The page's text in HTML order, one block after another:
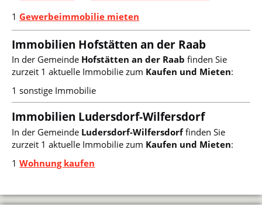
1Gewerbeimmobilie mieten
Immobilien Hofstätten an der Raab
In der Gemeinde Hofstätten an der Raab finden Sie
zurzeit 1 aktuelle Immobilie zum Kaufen und Mieten:
1 sonstige Immobilie
Immobilien Ludersdorf-Wilfersdorf
In der Gemeinde Ludersdorf-Wilfersdorffinden Sie
zurzeit 1 aktuelle Immobilie zum Kaufen und Mieten:
1Wohnung kaufen